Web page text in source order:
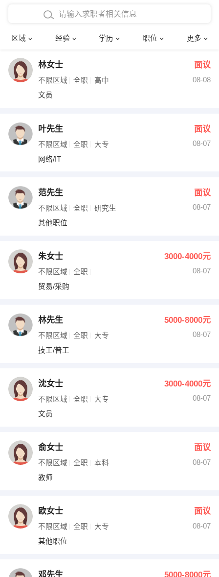
区域 经验 学历 职位 更多
在校学生工作经验
四年以上工作经验
五年以上工作经验
博士
文员
财务会计
网络IT
收银员
水电/机修
编辑 法律
其他职位
确定
林女士 面议
不限区域 全职 高中
08-08
文员
叶先生 面议
不限区域 全职 大专
08-07
网络/IT
范先生 面议
不限区域 全职 研究生
08-07
其他职位
朱女士 3000-4000元
不限区域 全职
08-07
贸易/采购
林先生 5000-8000元
不限区域 全职 大专
08-07
技工/普工
沈女士 3000-4000元
不限区域 全职 大专
08-07
文员
俞女士 面议
不限区域 全职 本科
08-07
教师
欧女士 面议
不限区域 全职 大专
08-07
其他职位
邓先生 5000-8000元